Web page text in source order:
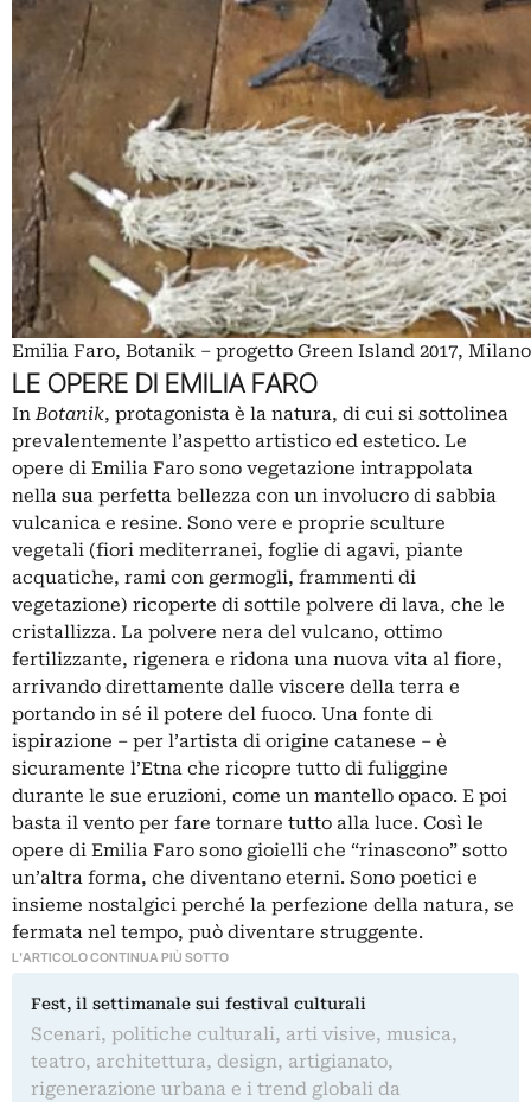
Emilia Faro, Botanik – progetto Green Island 2017, Milano
LE OPERE DI EMILIA FARO
InBotanik, protagonista è la natura, di cui si sottolinea
prevalentemente l’aspetto artistico ed estetico. Le
opere di Emilia Faro sono vegetazione intrappolata
nella sua perfetta bellezza con un involucro di sabbia
vulcanica e resine. Sono vere e proprie sculture
vegetali (fiori mediterranei, foglie di agavi, piante
acquatiche, rami con germogli, frammenti di
vegetazione) ricoperte di sottile polvere di lava, che le
cristallizza. La polvere nera del vulcano, ottimo
fertilizzante, rigenera e ridona una nuova vita al fiore,
arrivando direttamente dalle viscere della terra e
portando in sé il potere del fuoco. Una fonte di
ispirazione – per l’artista di origine catanese – è
sicuramente l’Etna che ricopre tutto di fuliggine
durante le sue eruzioni, come un mantello opaco. E poi
basta il vento per fare tornare tutto alla luce. Così le
opere di Emilia Faro sono gioielli che “rinascono” sotto
un’altra forma, che diventano eterni. Sono poetici e
insieme nostalgici perché la perfezione della natura, se
fermata nel tempo, può diventare struggente.
L'ARTICOLO CONTINUA PIÙ SOTTO
Fest, il settimanale sui festival culturali
Scenari, politiche culturali, arti visive, musica,
teatro, architettura, design, artigianato,
rigenerazione urbana e i trend globali da